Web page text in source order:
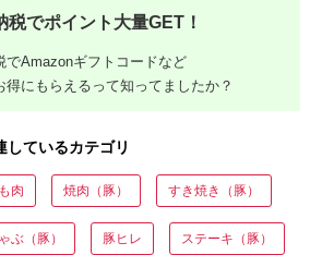
税でポイント大量GET！
でAmazonギフトコードなど
得にもらえるって知ってましたか？
しているカテゴリ
肉 焼肉（豚） すき焼き（豚）
ぶ（豚） 豚ヒレ ステーキ（豚）